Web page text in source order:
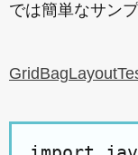
では簡単なサン